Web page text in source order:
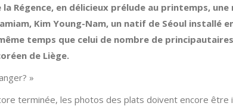
la Régence, en délicieux prélude au printemps,
Kim Young-Nam, un natif de Séoul installé
temps que celui de nombre de
de Liège.
»
terminée, les photos des plats doivent encore être